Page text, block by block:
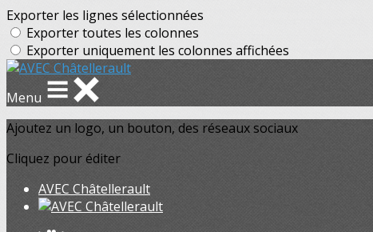
Exporter les lignes sélectionnées
Exporter toutes les colonnes
Exporter uniquement les colonnes affichées
Menu
Ajoutez un logo, un bouton, des réseaux sociaux
Cliquez pour éditer
AVEC Châtellerault